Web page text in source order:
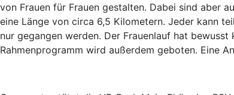
von Frauen für Frauen gestalten. Dabei sind aber
eine Länge von circa 6,5 Kilometern. Jeder kann
nur gegangen werden. Der Frauenlauf hat
Rahmenprogramm wird außerdem geboten. Eine